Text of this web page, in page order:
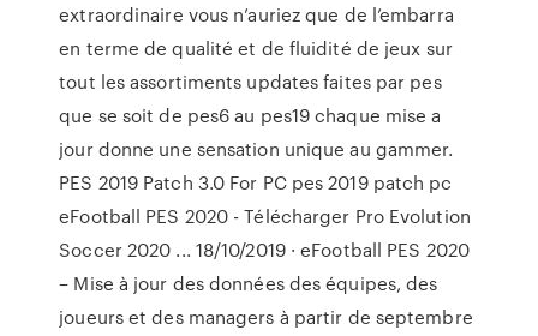
extraordinaire vous n’auriez que de l’embarra
en terme de qualité et de fluidité de jeux sur
tout les assortiments updates faites par pes
que se soit de pes6 au pes19 chaque mise a
jour donne une sensation unique au gammer.
PES 2019 Patch 3.0 For PC pes 2019 patch pc
eFootball PES 2020 - Télécharger Pro Evolution
Soccer 2020 ... 18/10/2019 · eFootball PES 2020
– Mise à jour des données des équipes, des
joueurs et des managers à partir de septembre